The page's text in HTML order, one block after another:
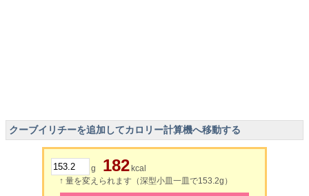
クーブイリチーを追加してカロリー計算機へ移動する
g 182 kcal
↑ 量を変えられます（深型小皿一皿で153.2g）